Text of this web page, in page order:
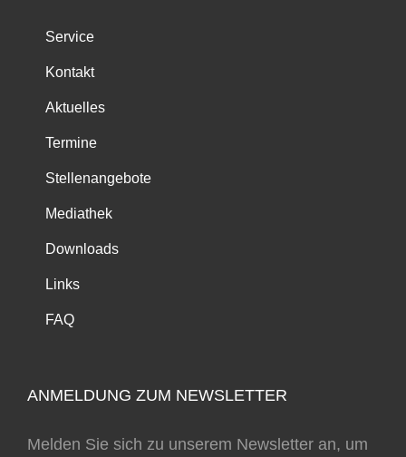
Service
Kontakt
Aktuelles
Termine
Stellenangebote
Mediathek
Downloads
Links
FAQ
ANMELDUNG ZUM NEWSLETTER
Melden Sie sich zu unserem Newsletter an, um